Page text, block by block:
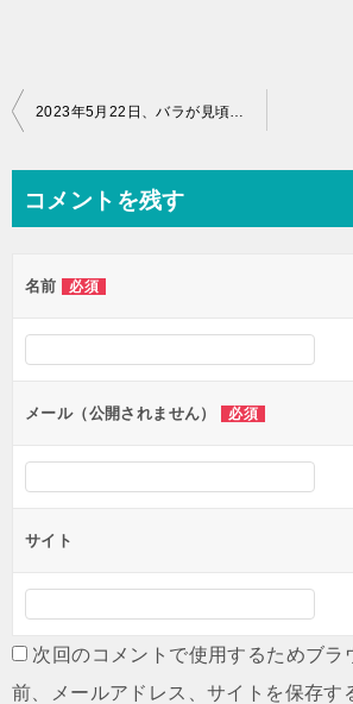
2023年5月22日、バラが見頃です。
コメントを残す
名前 必須
メール（公開されません） 必須
サイト
次回のコメントで使用するためブラ
前、メールアドレス、サイトを保存す